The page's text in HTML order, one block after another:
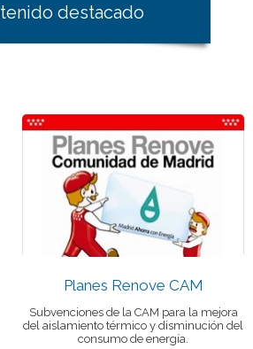
destacado
Planes Renove CAM
Subvenciones de la CAM para la mejora
del aislamiento térmico y disminución del
consumo de energía.